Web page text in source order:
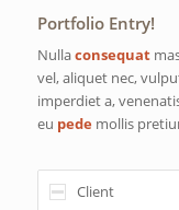
Portfolio Entry!
Nullaconsequat
vel, aliquet nec,
imperdiet a,
eu pedemollis
Client